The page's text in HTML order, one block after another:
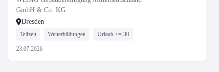
GmbH & Co. KG
Dresden
Teilzeit Weiterbildungen Urlaub >= 30
23.07.2026